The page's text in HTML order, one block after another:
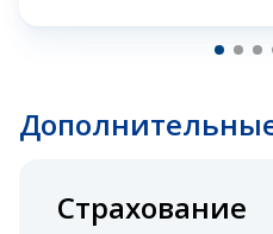
Страхование